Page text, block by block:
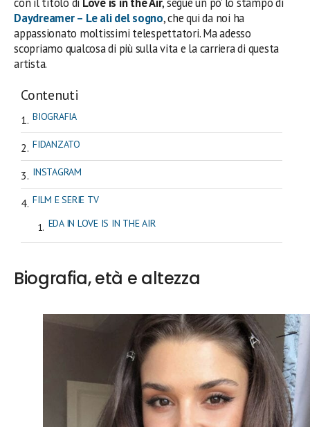
Daydreamer – Le ali del sogno, che qui da noi ha
appassionato moltissimi telespettatori. Ma adesso
scopriamo qualcosa di più sulla vita e la carriera di questa
artista.
Contenuti
BIOGRAFIA
FIDANZATO
INSTAGRAM
FILM E SERIE TV
EDA IN LOVE IS IN THE AIR
Biografia, età e altezza